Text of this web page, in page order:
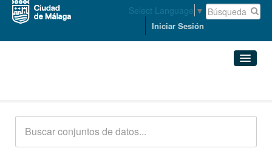
Select Language ▼
Iniciar Sesión